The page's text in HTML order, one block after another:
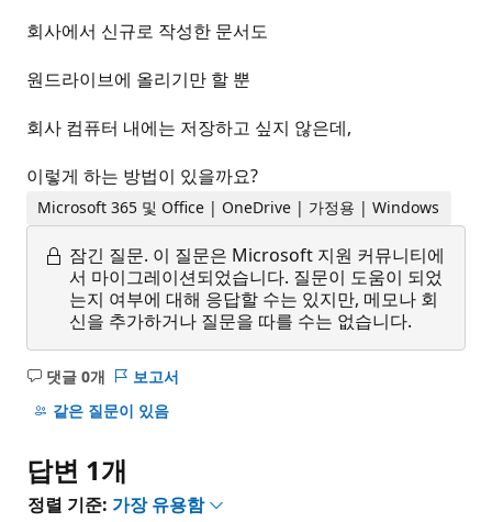
회사에서 신규로 작성한 문서도
원드라이브에 올리기만 할 뿐
회사 컴퓨터 내에는 저장하고 싶지 않은데,
이렇게 하는 방법이 있을까요?
Microsoft 365 및 Office | OneDrive | 가정용 | Windows
잠긴 질문. 이 질문은 Microsoft 지원 커뮤니티에
서 마이그레이션되었습니다. 질문이 도움이 되었
는지 여부에 대해 응답할 수는 있지만, 메모나 회
신을 추가하거나 질문을 따를 수는 없습니다.
댓글 0개
설
명
음
보고서
같은 질문이 있음
답변 1개
정렬 기준: 가장 유용함